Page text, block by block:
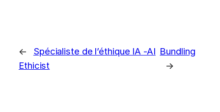
←
Spécialiste de l’éthique IA -AI
Ethicist
Bundling
→